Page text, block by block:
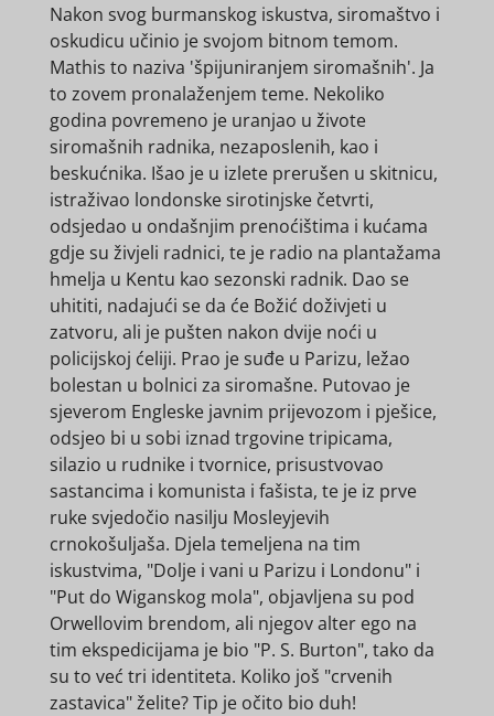
Nakon svog burmanskog iskustva, siromaštvo i
oskudicu učinio je svojom bitnom temom.
Mathis to naziva 'špijuniranjem siromašnih'. Ja
to zovem pronalaženjem teme. Nekoliko
godina povremeno je uranjao u živote
siromašnih radnika, nezaposlenih, kao i
beskućnika. Išao je u izlete prerušen u skitnicu,
istraživao londonske sirotinjske četvrti,
odsjedao u ondašnjim prenoćištima i kućama
gdje su živjeli radnici, te je radio na plantažama
hmelja u Kentu kao sezonski radnik. Dao se
uhititi, nadajući se da će Božić doživjeti u
zatvoru, ali je pušten nakon dvije noći u
policijskoj ćeliji. Prao je suđe u Parizu, ležao
bolestan u bolnici za siromašne. Putovao je
sjeverom Engleske javnim prijevozom i pješice,
odsjeo bi u sobi iznad trgovine tripicama,
silazio u rudnike i tvornice, prisustvovao
sastancima i komunista i fašista, te je iz prve
ruke svjedočio nasilju Mosleyjevih
crnokošuljaša. Djela temeljena na tim
iskustvima, "Dolje i vani u Parizu i Londonu" i
"Put do Wiganskog mola", objavljena su pod
Orwellovim brendom, ali njegov alter ego na
tim ekspedicijama je bio "P. S. Burton", tako da
su to već tri identiteta. Koliko još "crvenih
zastavica" želite? Tip je očito bio duh!